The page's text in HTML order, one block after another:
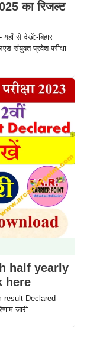
का रिजल्ट
यहाँ से देखें:-बिहार
संयुक्त प्रवेश परीक्षा
half yearly
here
result Declared-
जारी